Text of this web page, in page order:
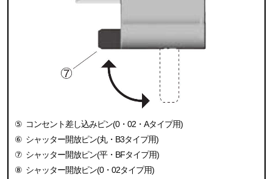
⑤ コンセント差し込みピン(0・02・Aタイプ用)
⑥ シャッター開放ピン(丸・B3タイプ用)
⑦ シャッター開放ピン(平・BFタイプ用)
⑧ シャッター開放ピン(0・02タイプ用)